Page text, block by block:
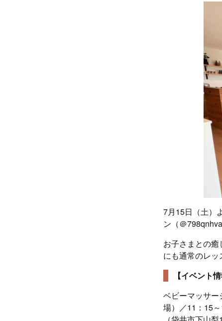
7月15日（土）
ン（＠
お子さまとの
にも通常のレッ
【イベント情
ベビーマッサ
場）／11：15